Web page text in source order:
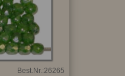
Best.Nr.:26265